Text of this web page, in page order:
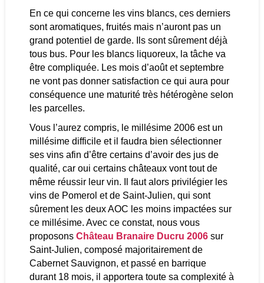
En ce qui concerne les vins blancs, ces derniers
sont aromatiques, fruités mais n’auront pas un
grand potentiel de garde. Ils sont sûrement déjà
tous bus. Pour les blancs liquoreux, la tâche va
être compliquée. Les mois d’août et septembre
ne vont pas donner satisfaction ce qui aura pour
conséquence une maturité très hétérogène selon
les parcelles.
Vous l’aurez compris, le millésime 2006 est un
millésime difficile et il faudra bien sélectionner
ses vins afin d’être certains d’avoir des jus de
qualité, car oui certains châteaux vont tout de
même réussir leur vin. Il faut alors privilégier les
vins de Pomerol et de Saint-Julien, qui sont
sûrement les deux AOC les moins impactées sur
ce millésime. Avec ce constat, nous vous
proposons Château Branaire Ducru 2006sur
Saint-Julien, composé majoritairement de
Cabernet Sauvignon, et passé en barrique
durant 18 mois, il apportera toute sa complexité à